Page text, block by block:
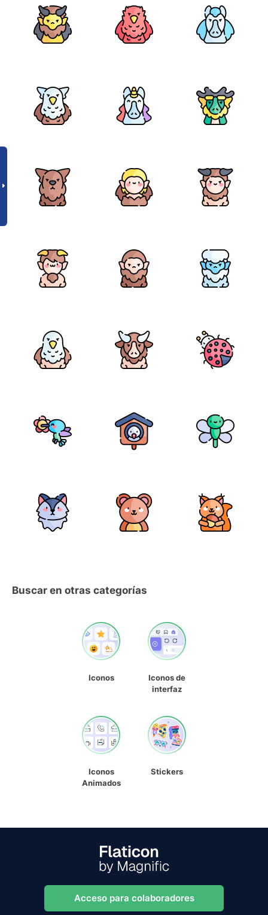
Buscar en otras categorías
Iconos
Iconos de
interfaz
Iconos
Animados
Stickers
Acceso para colaboradores